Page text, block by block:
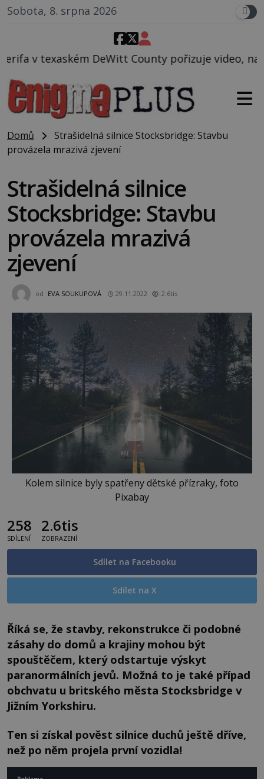
Sobota, 8. srpna 2026
County pořizuje video, na kterém před jeho
Domů
Strašidelná silnice Stocksbridge: Stavbu
provázela mrazivá zjevení
Strašidelná silnice
Stocksbridge: Stavbu
provázela mrazivá
zjevení
od EVA SOUKUPOVÁ 29.11.2022 2.6tis
Kolem silnice byly spatřeny dětské přízraky, foto
Pixabay
258
SDÍLENÍ
2.6tis
ZOBRAZENÍ
Sdílet na Facebooku
Sdílet na X
Říká se, že stavby, rekonstrukce či podobné
zásahy do domů a krajiny mohou být
spouštěčem, který odstartuje výskyt
paranormálních jevů. Možná to je také případ
obchvatu u britského města Stocksbridge v
Jižním Yorkshiru.
Ten si získal pověst silnice duchů ještě dříve,
než po něm projela první vozidla!